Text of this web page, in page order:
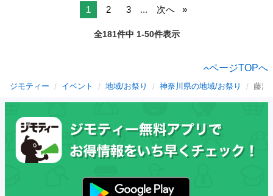
1 2 3 ... 次へ
全181件中 1-50件表示
ページTOPへ
ジモティー イベント 地域/お祭り 神奈川県の地域/お祭り 藤沢